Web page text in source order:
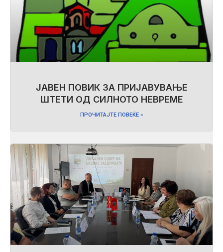
ЈАВЕН ПОВИК ЗА ПРИЈАВУВАЊЕ
ШТЕТИ ОД СИЛНОТО НЕВРЕМЕ
ПРОЧИТАЈТЕ ПОВЕЌЕ »